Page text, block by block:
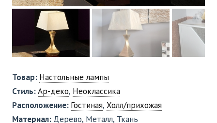
Товар: Настольные лампы
Стиль:Ар-деко, Неоклассика
Расположение: Гостиная, Холл/прихожая
Материал: Дерево, Металл, Ткань